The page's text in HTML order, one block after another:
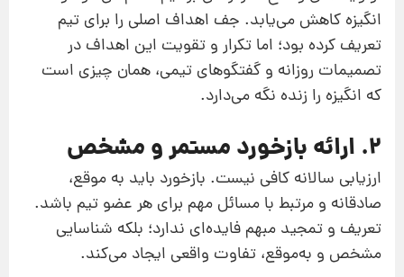
انگیزه کاهش می‌یابد. جف اهداف اصلی را برای تیم
تعریف کرده بود؛ اما تکرار و تقویت این اهداف در
تصمیمات روزانه و گفتگوهای تیمی، همان چیزی است
که انگیزه را زنده نگه می‌دارد.
2. ارائه بازخورد مستمر و مشخص
ارزیابی سالانه کافی نیست. بازخورد باید به موقع،
صادقانه و مرتبط با مسائل مهم برای هر عضو تیم باشد.
تعریف و تمجید مبهم فایده‌ای ندارد؛ بلکه شناسایی
مشخص و به‌موقع، تفاوت واقعی ایجاد می‌کند.